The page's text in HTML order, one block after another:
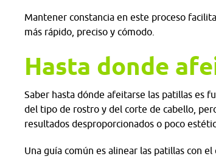
Mantener constancia en este proceso
más rápido, preciso y cómodo.
Hasta donde
Saber hasta dónde afeitarse las patillas es
del tipo de rostro y del corte de cabello,
resultados desproporcionados o poco
Una guía común es alinear las patillas con